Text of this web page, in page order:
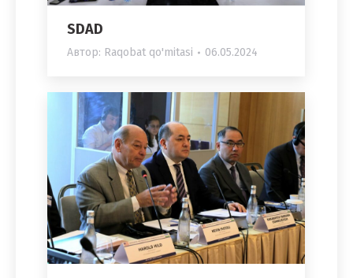
SDAD
Автор: Raqobat qo'mitasi 06.05.2024